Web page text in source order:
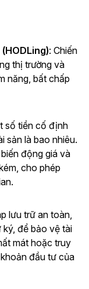
: Chiến
thị trường và
năng, bất chấp
số tiền cố định
sản là bao nhiêu.
động giá và
cho phép
lưu trữ an toàn,
để bảo vệ tài
mát hoặc truy
đầu tư của